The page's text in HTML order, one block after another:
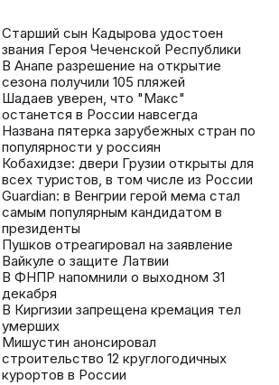
Старший сын Кадырова удостоен
звания Героя Чеченской Республики
В Анапе разрешение на открытие
сезона получили 105 пляжей
Шадаев уверен, что "Макс"
останется в России навсегда
Названа пятерка зарубежных стран по
популярности у россиян
Кобахидзе: двери Грузии открыты для
всех туристов, в том числе из России
Guardian: в Венгрии герой мема стал
самым популярным кандидатом в
президенты
Пушков отреагировал на заявление
Вайкуле о защите Латвии
В ФНПР напомнили о выходном 31
декабря
В Киргизии запрещена кремация тел
умерших
Мишустин анонсировал
строительство 12 круглогодичных
курортов в России